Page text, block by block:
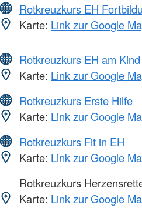
Rotkreuzkurs EH
Karte: Link zur Google
Rotkreuzkurs EH am Kind
Karte: Link zur Google
Rotkreuzkurs Erste Hilfe
Karte: Link zur Google
Rotkreuzkurs Fit in EH
Karte: Link zur Google
Rotkreuzkurs
Karte: Link zur Google